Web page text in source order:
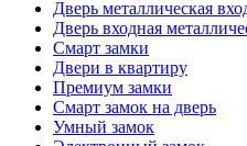
Дверь металлическая
Дверь входная
Смарт замки
Двери в квартиру
Премиум замки
Смарт замок на дверь
Умный замок